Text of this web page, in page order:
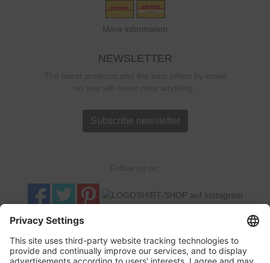
More information
NEWSLETTER
Subscribe newsletter
TRUSTED SHOPS